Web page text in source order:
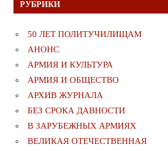
РУБРИКИ
50 ЛЕТ ПОЛИТУЧИЛИЩАМ
АНОНС
АРМИЯ И КУЛЬТУРА
АРМИЯ И ОБЩЕСТВО
АРХИВ ЖУРНАЛА
БЕЗ СРОКА ДАВНОСТИ
В ЗАРУБЕЖНЫХ АРМИЯХ
ВЕЛИКАЯ ОТЕЧЕСТВЕННАЯ